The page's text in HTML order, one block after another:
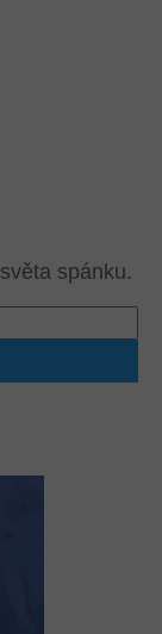
spánku.